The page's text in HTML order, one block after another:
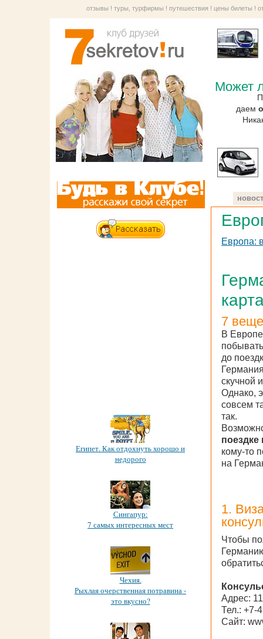
отзывы ! туры, турфирмы ! путешествия ! цены билеты !
Может
даем
Египет. Как отдохнуть хорошо и
недорого
Сингапур:
7 самых интересных мест
Чехия.
Рыхлая очерственная потравина -
это вкусно?
Европа:
7
В
до
скучной
Однако,
совсем
так.
кому-то
на
1.
Чтобы
Адрес:
Тел.: +7-
Сайт: